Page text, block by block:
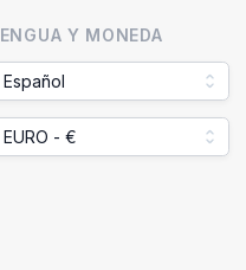
Y MONEDA
Español
EURO - €